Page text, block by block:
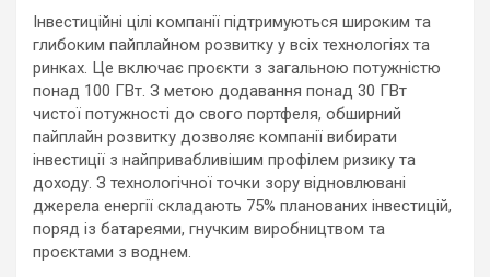
Інвестиційні цілі компанії підтримуються широким та
глибоким пайплайном розвитку у всіх технологіях та
ринках. Це включає проєкти з загальною потужністю
понад 100 ГВт. З метою додавання понад 30 ГВт
чистої потужності до свого портфеля, обширний
пайплайн розвитку дозволяє компанії вибирати
інвестиції з найпривабливішим профілем ризику та
доходу. З технологічної точки зору відновлювані
джерела енергії складають 75% планованих інвестицій,
поряд із батареями, гнучким виробництвом та
проєктами з воднем.